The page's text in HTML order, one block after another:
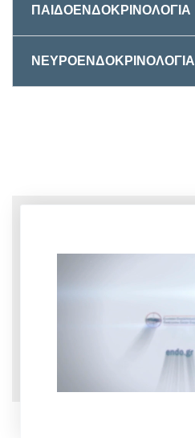
ΠΑΙΔΟΕΝΔΟΚΡΙΝΟΛΟΓΙΑ
ΝΕΥΡΟΕΝΔΟΚΡΙΝΟΛΟΓΙΑ